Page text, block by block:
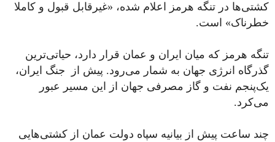
کشتی‌ها در تنگه هرمز اعلام شده، «غیرقابل قبول و کاملا
خطرناک» است.
تنگه هرمز که میان ایران و عمان قرار دارد، حیاتی‌ترین
گذرگاه انرژی جهان به شمار می‌رود. پیش از جنگ ایران،
یک‌پنجم نفت و گاز مصرفی جهان از این مسیر عبور
می‌کرد.
چند ساعت پیش از بیانیه سپاه دولت عمان از کشتی‌هایی